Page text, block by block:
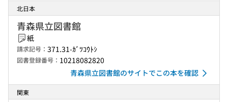
北日本
青森県立図書館
紙
請求記号： 371.31-ｶﾞﾂｺｳﾄｼ
図書登録番号： 10218082820
青森県立図書館のサイトでこの本を確認
関東